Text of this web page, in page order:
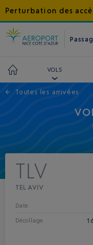
Perturbation des
VOLS
← Toutes les arrivées
TLV
TEL AVIV
Date
Décollage